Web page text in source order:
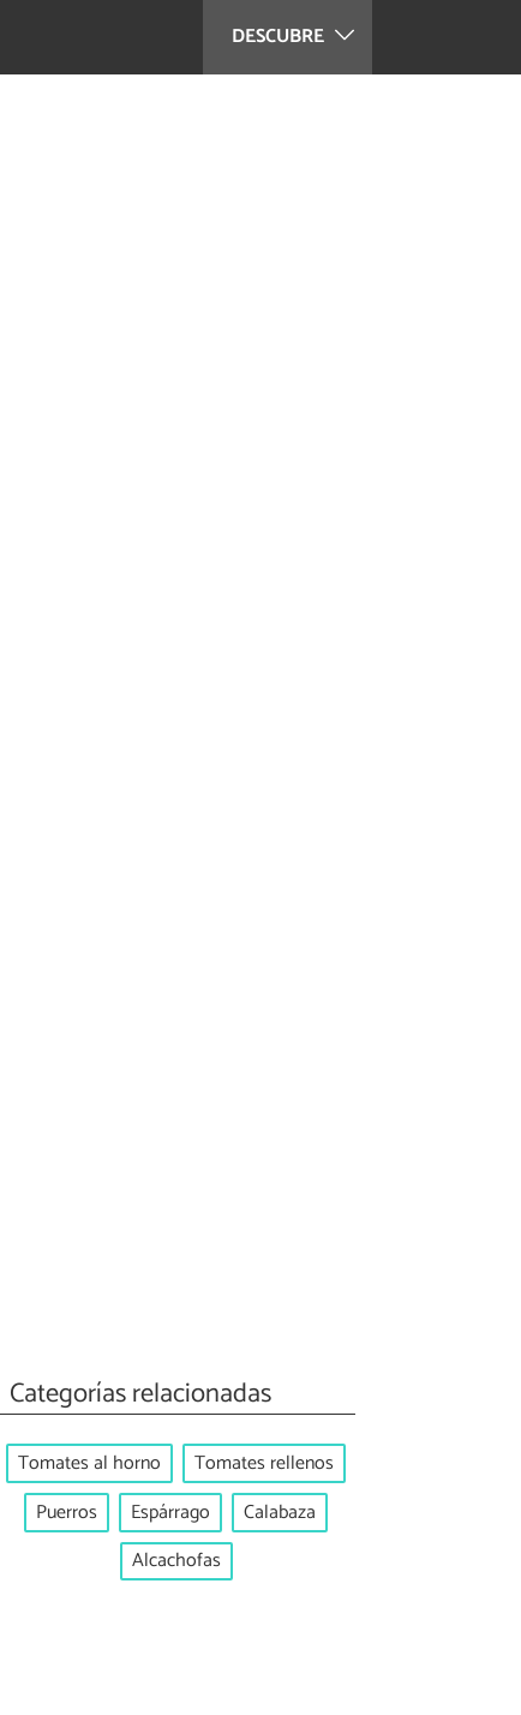
DESCUBRE
Categorías relacionadas
Tomates al horno
Tomates rellenos
Puerros
Espárrago
Calabaza
Alcachofas